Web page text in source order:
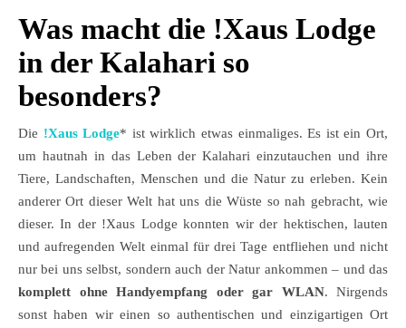
Was macht die !Xaus Lodge
in der Kalahari so
besonders?
Die !Xaus Lodge* ist wirklich etwas einmaliges. Es ist ein Ort,
um hautnah in das Leben der Kalahari einzutauchen und ihre
Tiere, Landschaften, Menschen und die Natur zu erleben. Kein
anderer Ort dieser Welt hat uns die Wüste so nah gebracht, wie
dieser. In der !Xaus Lodge konnten wir der hektischen, lauten
und aufregenden Welt einmal für drei Tage entfliehen und nicht
nur bei uns selbst, sondern auch der Natur ankommen – und das
komplett ohne Handyempfang oder gar WLAN. Nirgends
sonst haben wir einen so authentischen und einzigartigen Ort